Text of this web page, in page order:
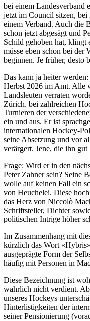
bei einem Landesverband
jetzt im Council sitzen,
einem Verband. Auch die
schon jetzt abgesägt und
Schild gehoben hat, klingt
müsse eben schon bei
beginnen. Je früher, desto
Das kann ja heiter
Herbst 2026 im Amt. Alle
Landsleuten verraten
Zürich, bei zahlreichen
Turnieren der
ein und aus. Er ist
internationalen Hockey-
seine Absetzung und vor
verärgert. Jene, die ihn gut
Frage: Wird er in den
Peter Zahner sein? Seine
wolle auf keinen Fall ein
von Heuchelei. Diese
das Herz von Niccolò
Schriftsteller, Dichter
politischen Intrige höher
Im Zusammenhang mit
kürzlich das Wort
ausgeprägte Form der
häufig mit Personen in
Diese Bezeichnung ist
wahrlich nicht verdient.
unseres Hockeys
Hinterlistigkeiten der
seiner Pensionierung